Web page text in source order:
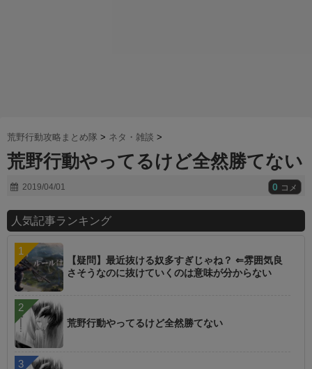
荒野行動攻略まとめ隊 > ネタ・雑談 >
荒野行動やってるけど全然勝てない
2019/04/01 0 コメ
人気記事ランキング
【疑問】最近抜ける奴多すぎじゃね？ ⇐雰囲気良
さそうなのに抜けていくのは意味が分からない
荒野行動やってるけど全然勝てない